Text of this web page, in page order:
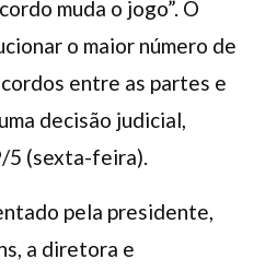
muda o jogo”. O
o maior número de
entre as partes e
decisão judicial,
5 (sexta-feira).
pela presidente,
a diretora e